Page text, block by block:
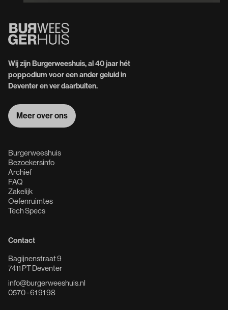
Wij zijn Burgerweeshuis, al 40 jaar hét
poppodium voor een ander geluid in
Deventer en ver daarbuiten.
Meer over ons
Burgerweeshuis
Bezoekersinfo
Archief
FAQ
Zakelijk
Oefenruimtes
Tech Specs
Contact
Bagijnenstraat 9
7411 PT Deventer
info@burgerweeshuis.nl
0570 - 61 91 98